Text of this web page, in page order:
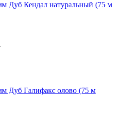
Дуб Кендал натуральный (75 м
Дуб Галифакс олово (75 м